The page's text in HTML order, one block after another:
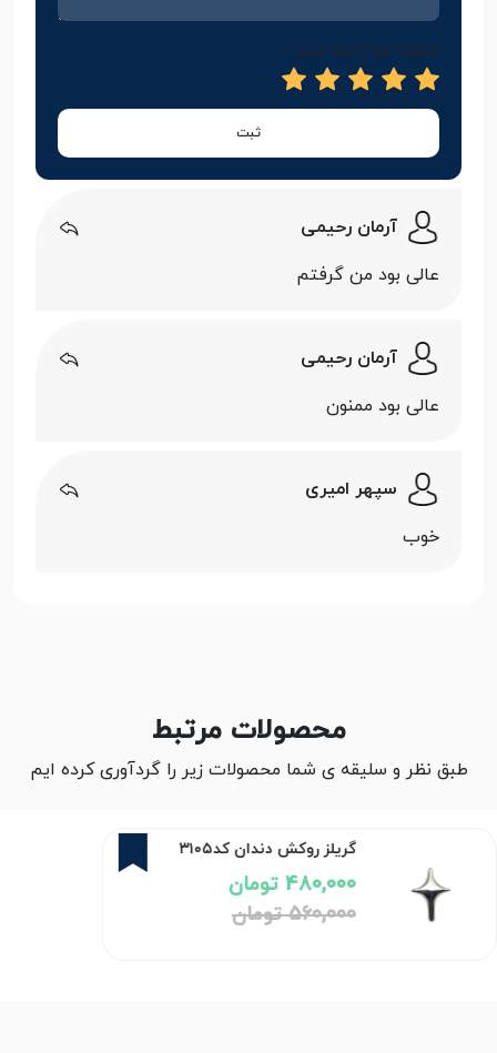
امتیاز خود را وارد کنید
ثبت
آرمان رحیمی
عالی بود من گرفتم
آرمان رحیمی
عالی بود ممنون
سپهر امیری
خوب
محصولات مرتبط
طبق نظر و سلیقه ی شما محصولات زیر را گردآوری کرده ایم
گریلز روکش دندان کد۳۱۰۵
480,000 تومان
560,000 تومان